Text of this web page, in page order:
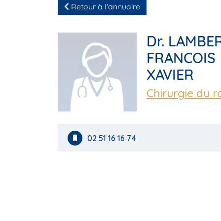
Retour à l'annuaire
Dr.
FRANCOIS
XAVIER
Chirurgie du
02 51 16 16 74